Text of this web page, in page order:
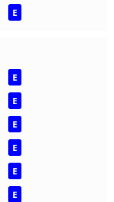
E
E
E
E
E
E
E